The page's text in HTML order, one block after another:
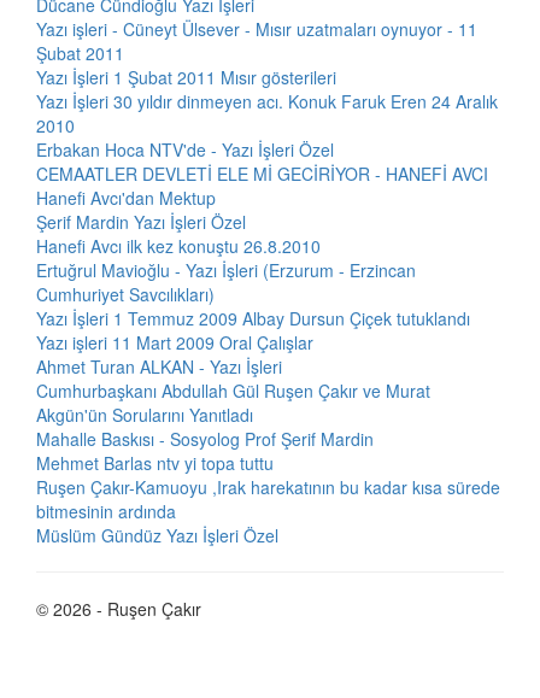
Dücane Cündioğlu Yazı İşleri
Yazı işleri - Cüneyt Ülsever - Mısır uzatmaları oynuyor - 11
Şubat 2011
Yazı İşleri 1 Şubat 2011 Mısır gösterileri
Yazı İşleri 30 yıldır dinmeyen acı. Konuk Faruk Eren 24 Aralık
2010
Erbakan Hoca NTV'de - Yazı İşleri Özel
CEMAATLER DEVLETİ ELE Mİ GECİRİYOR - HANEFİ AVCI
Hanefi Avcı'dan Mektup
Şerif Mardin Yazı İşleri Özel
Hanefi Avcı ilk kez konuştu 26.8.2010
Ertuğrul Mavioğlu - Yazı İşleri (Erzurum - Erzincan
Cumhuriyet Savcılıkları)
Yazı İşleri 1 Temmuz 2009 Albay Dursun Çiçek tutuklandı
Yazı işleri 11 Mart 2009 Oral Çalışlar
Ahmet Turan ALKAN - Yazı İşleri
Cumhurbaşkanı Abdullah Gül Ruşen Çakır ve Murat
Akgün'ün Sorularını Yanıtladı
Mahalle Baskısı - Sosyolog Prof Şerif Mardin
Mehmet Barlas ntv yi topa tuttu
Ruşen Çakır-Kamuoyu ,Irak harekatının bu kadar kısa sürede
bitmesinin ardında
Müslüm Gündüz Yazı İşleri Özel
© 2026 - Ruşen Çakır